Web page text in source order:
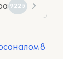
9225
8